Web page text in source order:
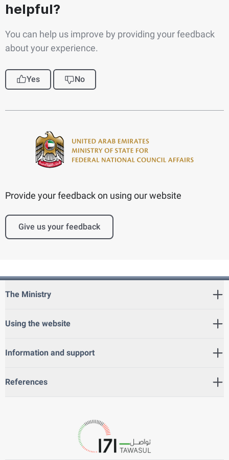
helpful?
You can help us improve by providing your feedback
about your experience.
Yes No
Provide your feedback on using our website
Give us your feedback
The Ministry
Using the website
Information and support
References